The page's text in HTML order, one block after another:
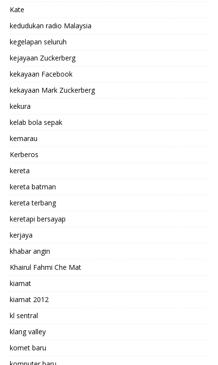
Kate
kedudukan radio Malaysia
kegelapan seluruh
kejayaan Zuckerberg
kekayaan Facebook
kekayaan Mark Zuckerberg
kekura
kelab bola sepak
kemarau
Kerberos
kereta
kereta batman
kereta terbang
keretapi bersayap
kerjaya
khabar angin
Khairul Fahmi Che Mat
kiamat
kiamat 2012
kl sentral
klang valley
komet baru